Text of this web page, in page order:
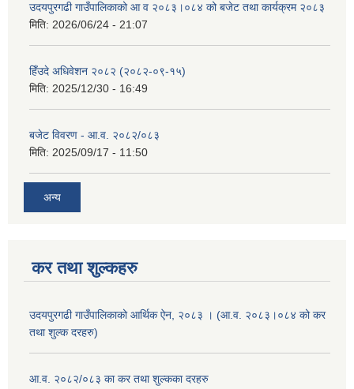
उदयपुरगढी गाउँपालिकाको आ व २०८३।०८४ को बजेट तथा कार्यक्रम २०८३
मिति: 2026/06/24 - 21:07
हिँउदे अधिवेशन २०८२ (२०८२-०९-१५)
मिति: 2025/12/30 - 16:49
बजेट विवरण - आ.व. २०८२/०८३
मिति: 2025/09/17 - 11:50
अन्य
कर तथा शुल्कहरु
उदयपुरगढी गाउँपालिकाको आर्थिक ऐन, २०८३ । (आ.व. २०८३।०८४ को कर
तथा शुल्क दरहरु)
आ.व. २०८२/०८३ का कर तथा शुल्कका दरहरु